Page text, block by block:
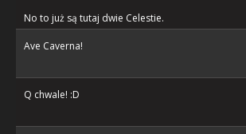
No to już są tutaj dwie Celestie.
Ave Caverna!
Q chwale! :D